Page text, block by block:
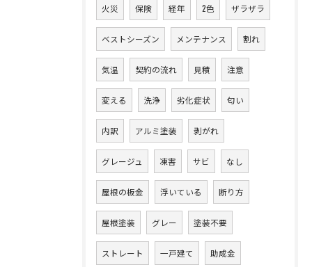
火災 保険 経年 2色 ザラザラ
ベストシーズン メンテナンス 割れ
気温 契約の流れ 見積 注意
変える 洗浄 劣化症状 匂い
内訳 アルミ塗装 剥がれ
グレージュ 凍害 サビ なし
屋根の板金 浮いている 断り方
屋根塗装 グレー 塗装不要
ストレート 一戸建て 助成金